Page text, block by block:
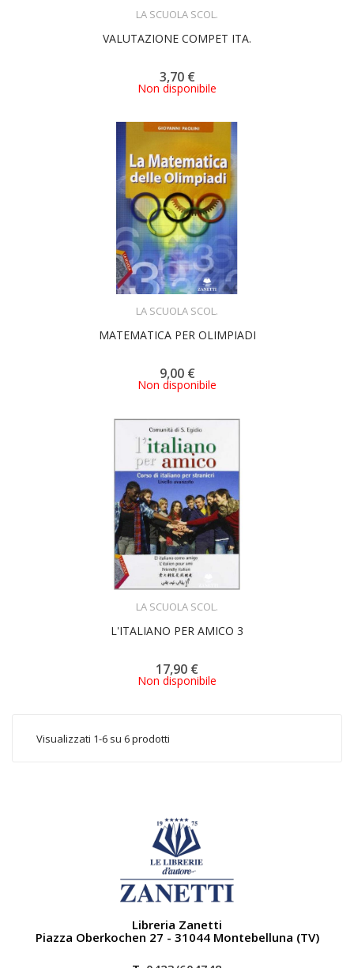
LA SCUOLA SCOL.
VALUTAZIONE COMPET ITA.
3,70 €
Non disponibile
LA SCUOLA SCOL.
MATEMATICA PER OLIMPIADI
9,00 €
Non disponibile
LA SCUOLA SCOL.
L'ITALIANO PER AMICO 3
17,90 €
Non disponibile
Visualizzati 1-6 su 6 prodotti
Libreria Zanetti
Piazza Oberkochen 27 - 31044 Montebelluna (TV)